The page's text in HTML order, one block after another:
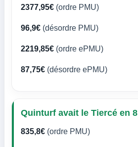
2377,95€ (ordre PMU)
96,9€ (désordre PMU)
2219,85€ (ordre ePMU)
87,75€ (désordre ePMU)
Quinturf avait le Tiercé en 8
835,8€ (ordre PMU)